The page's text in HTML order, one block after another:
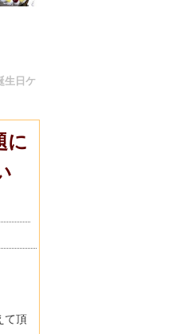
生日ケ
に
て頂